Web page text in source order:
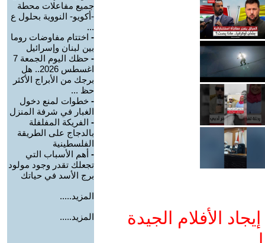
الأفلام الجيدة
جميع مفاعلات محطة
-أكويو- النووية بحلول ع
...
- اختتام مفاوضات روما
بين لبنان وإسرائيل
-
حظك اليوم الجمعة 7
اغسطس 2026.. هل
برجك من الأبراج الأكثر
حظ ...
- خطوات لمنع دخول
الغبار في شرفة المنزل
- الفريكة المفلفلة
بالدجاج على الطريقة
الفلسطينية
- أهم الأسباب التي
تجعلك تقدر وجود مولود
برج الأسد في حياتك
المزيد.....
المزيد.....